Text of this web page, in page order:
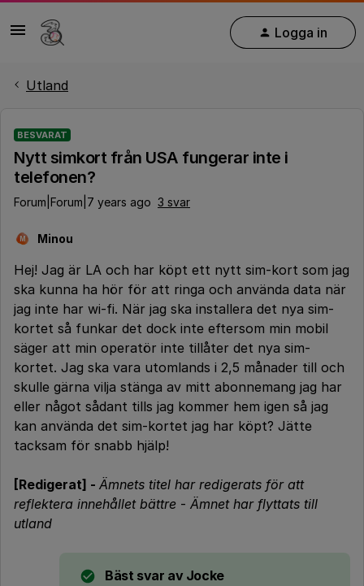
Logga in
Utland
BESVARAT
Nytt simkort från USA fungerar inte i
telefonen?
Forum|Forum|7 years ago 3 svar
M Minou
Hej! Jag är LA och har köpt ett nytt sim-kort som jag
ska kunna ha hör för att ringa och använda data när
jag inte har wi-fi. När jag ska installera det nya sim-
kortet så funkar det dock inte eftersom min mobil
säger att min operatör inte tillåter det nya sim-
kortet. Jag ska vara utomlands i 2,5 månader till och
skulle gärna vilja stänga av mitt abonnemang jag har
eller något sådant tills jag kommer hem igen så jag
kan använda det sim-kortet jag har köpt? Jätte
tacksam för snabb hjälp!
[Redigerat] - Ämnets titel har redigerats för att
reflektera innehållet bättre - Ämnet har flyttats till
utland
Bäst svar av Jocke